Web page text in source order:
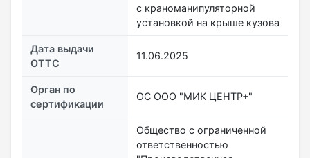
с краноманипуляторной
установкой на крыше кузова
Дата выдачи
ОТТС
11.06.2025
Орган по
сертификации
ОС ООО "МИК ЦЕНТР+"
Общество с ограниченной
ответственностью